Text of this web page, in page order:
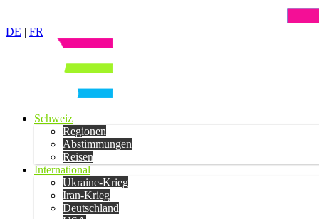
DE | FR
Schweiz
Regionen
Abstimmungen
Reisen
International
Ukraine-Krieg
Iran-Krieg
Deutschland